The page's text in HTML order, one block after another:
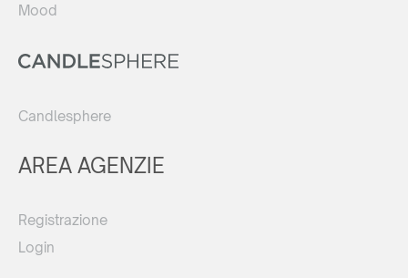
Mood
Candlesphere
AREA AGENZIE
Registrazione
Login